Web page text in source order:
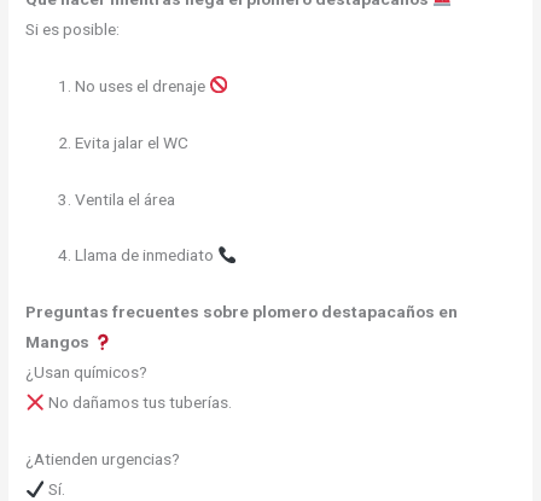
Si es posible:
No uses el drenaje
Evita jalar el WC
Ventila el área
Llama de inmediato
Preguntas frecuentes sobre plomero destapacaños en
Mangos
¿Usan químicos?
No dañamos tus tuberías.
¿Atienden urgencias?
Sí.